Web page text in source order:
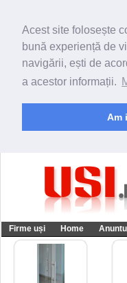
Acest site folosește
bună experiență de
navigării, ești de
a acestor informații.
Am
Firme uși Home